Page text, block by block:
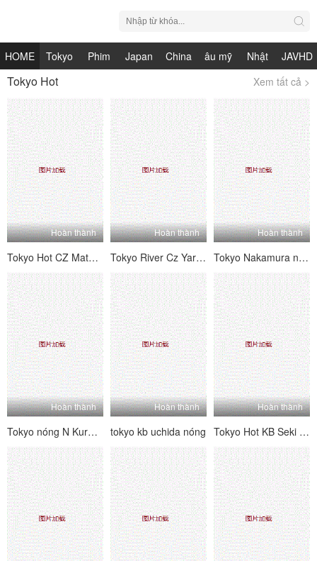
HOME
Tokyo
Hot
Phim
Bản
Japan
China
âu mỹ
Nhật
Bản
JAVHD
Xem tất cả >
Tokyo Hot
Hoàn thành
Tokyo Hot CZ Matsui Megumi
Hoàn thành
Tokyo River Cz Yari nóng bỏng cho Temple of Mengu Harami Aya
Hoàn thành
Tokyo Nakamura nóng
Hoàn thành
Tokyo nóng N Kuroda Mizuho Daman Daisuke Bangkan [Phần 1]
Hoàn thành
tokyo kb uchida nóng
Hoàn thành
Tokyo Hot KB Seki Sabi